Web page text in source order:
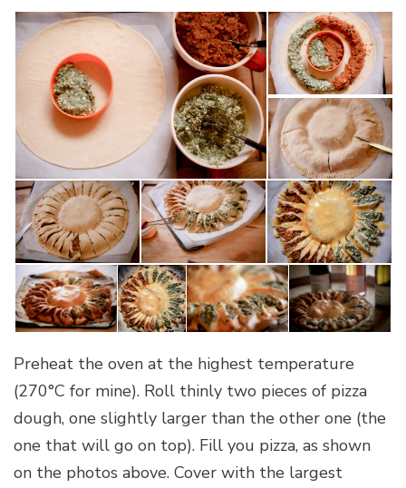
Preheat the oven at the highest temperature
(270°C for mine). Roll thinly two pieces of pizza
dough, one slightly larger than the other one (the
one that will go on top). Fill you pizza, as shown
on the photos above. Cover with the largest